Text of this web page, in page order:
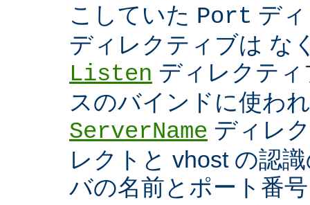
こしていた Port デ
ディレクティブは な
Listen ディレクテ
スのバインドに使わ
ServerName ディレ
レクトと vhost の認
バの名前とポート番